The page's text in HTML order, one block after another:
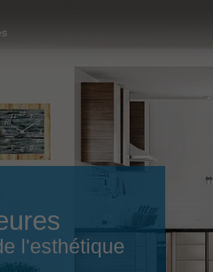
français
english
日本語
magyar
english
l'esthétique